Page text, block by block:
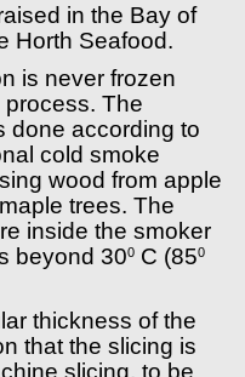
in the Bay of
Horth Seafood.
is never frozen
process. The
done according to
cold smoke
wood from apple
trees. The
inside the smoker
beyond 300 C (850
thickness of the
that the slicing is
slicing, to be